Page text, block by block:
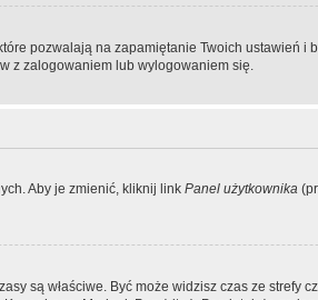
pozwalają na zapamiętanie Twoich ustawień
z zalogowaniem lub wylogowaniem się.
Aby je zmienić, kliknij link Panel użytkownika
są właściwe. Być może widzisz czas ze